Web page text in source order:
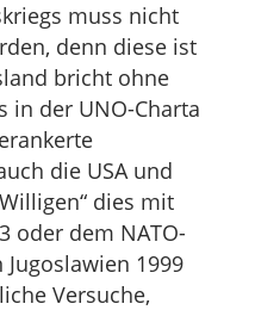
muss nicht
denn diese ist
bricht ohne
in der UNO-Charta
die USA und
dies mit
oder dem NATO-
1999
Versuche,